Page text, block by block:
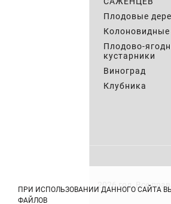
Плодовые
Плодово-
кустарники
Виноград
Клубника
2026 год. Все
ПРИ ИСПОЛЬЗОВАНИИ ДАННОГО САЙТА
ФАЙЛОВ